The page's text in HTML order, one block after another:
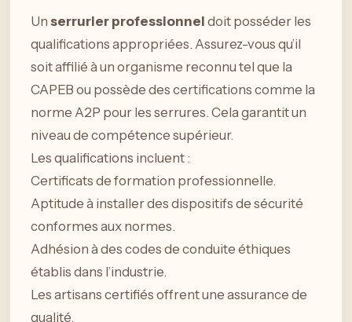
Un serrurier professionnel doit posséder les
qualifications appropriées. Assurez-vous qu’il
soit affilié à un organisme reconnu tel que la
CAPEB ou possède des certifications comme la
norme A2P pour les serrures. Cela garantit un
niveau de compétence supérieur.
Les qualifications incluent :
Certificats de formation professionnelle.
Aptitude à installer des dispositifs de sécurité
conformes aux normes.
Adhésion à des codes de conduite éthiques
établis dans l’industrie.
Les artisans certifiés offrent une assurance de
qualité.